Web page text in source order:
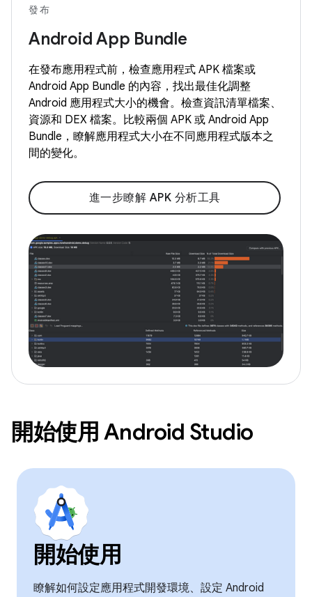
發布
Android App Bundle
在發布應用程式前，檢查應用程式 APK 檔案或
Android App Bundle 的內容，找出最佳化調整
Android 應用程式大小的機會。檢查資訊清單檔案、
資源和 DEX 檔案。比較兩個 APK 或 Android App
Bundle，瞭解應用程式大小在不同應用程式版本之
間的變化。
進一步瞭解 APK 分析工具
開始使用 Android Studio
開始使用
瞭解如何設定應用程式開發環境、設定 Android